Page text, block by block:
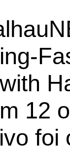
12
foi